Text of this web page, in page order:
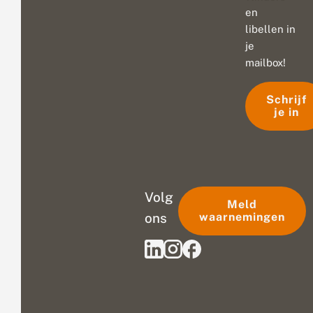
en
libellen in
je
mailbox!
Schrijf
je in
Volg
ons
Meld
waarnemingen